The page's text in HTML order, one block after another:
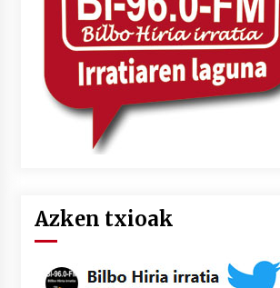
Azken txioak